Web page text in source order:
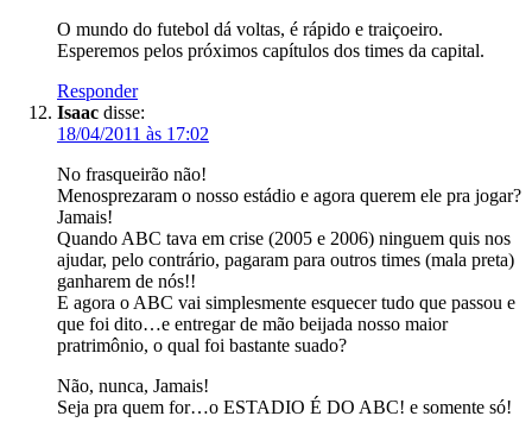
O mundo do futebol dá voltas, é rápido e traiçoeiro.
Esperemos pelos próximos capítulos dos times da capital.
Responder
Isaac disse:
18/04/2011 às 17:02
No frasqueirão não!
Menosprezaram o nosso estádio e agora querem ele pra jogar?
Jamais!
Quando ABC tava em crise (2005 e 2006) ninguem quis nos
ajudar, pelo contrário, pagaram para outros times (mala preta)
ganharem de nós!!
E agora o ABC vai simplesmente esquecer tudo que passou e
que foi dito…e entregar de mão beijada nosso maior
pratrimônio, o qual foi bastante suado?
Não, nunca, Jamais!
Seja pra quem for…o ESTADIO É DO ABC! e somente só!